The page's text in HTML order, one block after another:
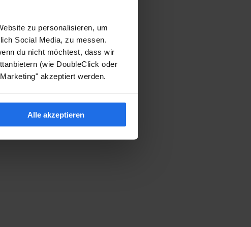
zu personalisieren, um
Social Media, zu messen.
du nicht möchtest, dass wir
(wie DoubleClick oder
akzeptiert werden.
Alle akzeptieren